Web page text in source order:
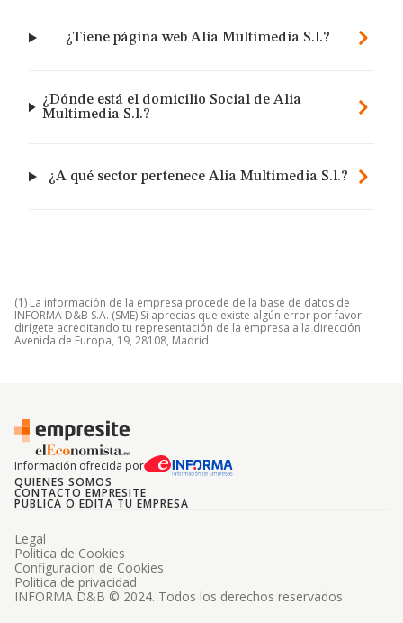
¿Tiene página web Alia Multimedia S.l.?
¿Dónde está el domicilio Social de Alia
Multimedia S.l.?
¿A qué sector pertenece Alia Multimedia S.l.?
(1) La información de la empresa procede de la base de datos de
INFORMA D&B S.A. (SME) Si aprecias que existe algún error por favor
dirígete acreditando tu representación de la empresa a la dirección
Avenida de Europa, 19, 28108, Madrid.
Información ofrecida por
QUIENES SOMOS
CONTACTO EMPRESITE
PUBLICA O EDITA TU EMPRESA
INFORMA D&B © 2024. Todos los derechos reservados
Legal
Politica de Cookies
Configuracion de Cookies
Politica de privacidad